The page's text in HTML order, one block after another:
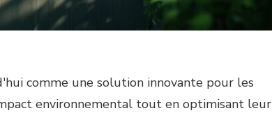
comme une solution innovante pour les
environnemental tout en optimisant leur